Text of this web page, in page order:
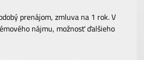
prenájom, zmluva na 1 rok. V
nájmu, možnosť ďalšieho